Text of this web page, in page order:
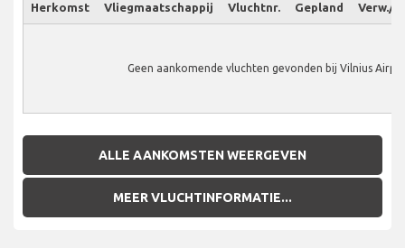
Herkomst Vliegmaatschappij Vluchtnr. Gepland Verw./
Geen aankomende vluchten gevonden bij Vilnius
ALLE AANKOMSTEN WEERGEVEN
MEER VLUCHTINFORMATIE...